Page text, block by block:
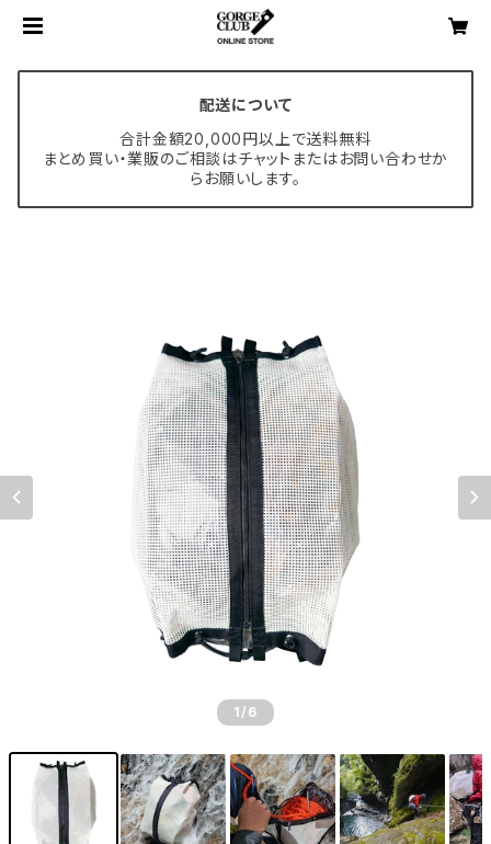
配送について
合計金額20,000円以上で送料無料
まとめ買い・業販のご相談はチャットまたはお問い合わせか
らお願いします。
1 /6